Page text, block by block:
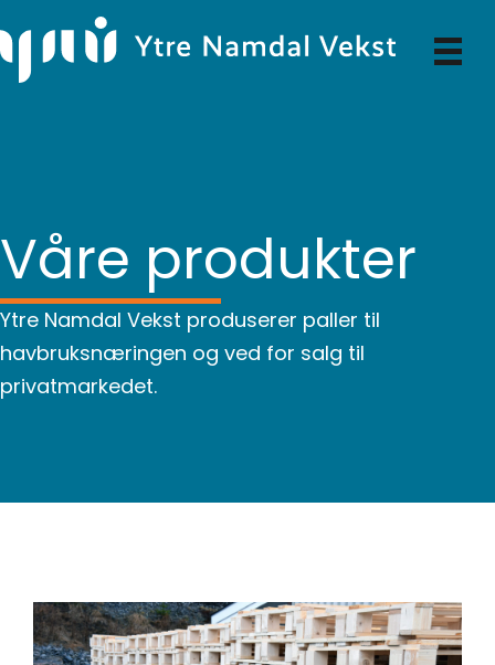
Våre produkter
Ytre Namdal Vekst produserer paller til
havbruksnæringen og ved for salg til
privatmarkedet.